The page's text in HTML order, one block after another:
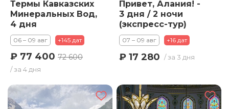
Термы Кавказских
Минеральных Вод,
4 дня
06 – 09 авг +145 дат
₽ 77 400 72 600
/ за 4 дня
Привет, Алания! -
3 дня / 2 ночи
(экспресс-тур)
07 – 09 авг +16 дат
₽ 17 280 / за 3 дня